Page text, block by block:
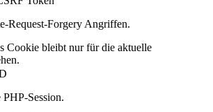
Request-Forgery Angriffen.
Cookie bleibt nur für die aktuelle
Session.